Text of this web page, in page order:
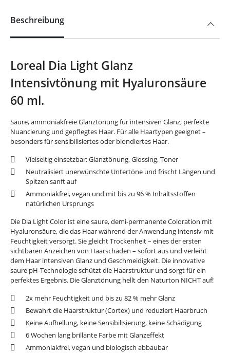
Beschreibung
Loreal Dia Light Glanz
Intensivtönung mit Hyaluronsäure
60 ml.
Saure, ammoniakfreie Glanztönung für intensiven Glanz, perfekte
Nuancierung und gepflegtes Haar. Für alle Haartypen geeignet –
besonders für sensibilisiertes oder blondiertes Haar.
Vielseitig einsetzbar: Glanztönung, Glossing, Toner
Neutralisiert unerwünschte Untertöne und frischt Längen und
Spitzen sanft auf
Ammoniakfrei, vegan und mit bis zu 96 % Inhaltsstoffen
natürlichen Ursprungs
Die Dia Light Color ist eine saure, demi-permanente Coloration mit
Hyaluronsäure, die das Haar während der Anwendung intensiv mit
Feuchtigkeit versorgt. Sie gleicht Trockenheit – eines der ersten
sichtbaren Anzeichen von Haarschäden – sofort aus und verleiht
dem Haar intensiven Glanz und Geschmeidigkeit. Die innovative
saure pH-Technologie schützt die Haarstruktur und sorgt für ein
perfektes Ergebnis. Die Glanztönung hellt den Naturton NICHT auf!
2x mehr Feuchtigkeit und bis zu 82 % mehr Glanz
Bewahrt die Haarstruktur (Cortex) und reduziert Haarbruch
Keine Aufhellung, keine Sensibilisierung, keine Schädigung
6 Wochen lang brillante Farbe mit Glanzeffekt
Ammoniakfrei, vegan und biologisch abbaubar